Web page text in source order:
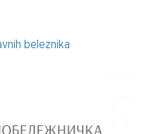
beleznika